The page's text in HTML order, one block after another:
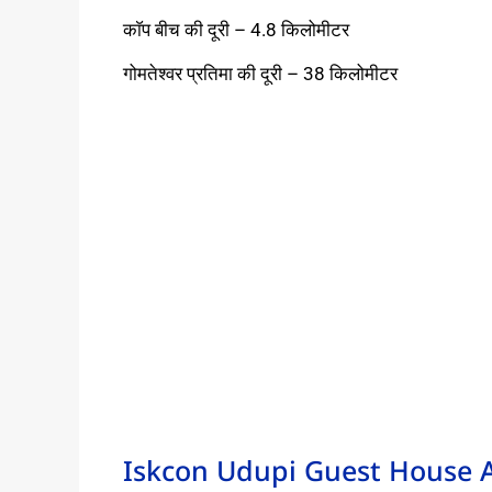
काॅप बीच की दूरी – 4.8 किलोमीटर
गोमतेश्वर प्रतिमा की दूरी – 38 किलोमीटर
Iskcon Udupi Guest House